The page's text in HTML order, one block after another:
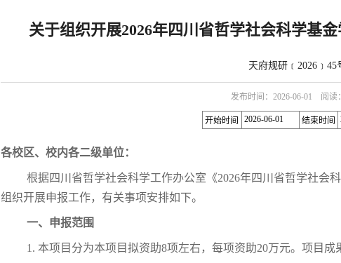
关于组织开展2026年四川省哲学社会科学基
天府规研﹝2026﹞45
发布时间：2026-06-01 阅读：
开始时间 2026-06-01 结束时间
各校区、校内各二级单位：
根据四川省哲学社会科学工作办公室《2026年四川省哲学社会
组织开展申报工作，有关事项安排如下。
一、 申报范围
1. 本项目分为本项目拟资助8项左右，每项资助20万元。项目成